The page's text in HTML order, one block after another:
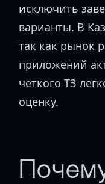
исключить
варианты. В
так как рынок
приложений
четкого ТЗ
оценку.